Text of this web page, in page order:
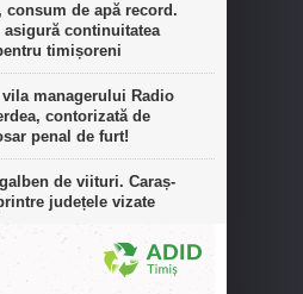
consum de apă record.
asigură continuitatea
timișoreni
managerului Radio
contorizată de
penal de furt!
de viituri. Caraș-
județele vizate